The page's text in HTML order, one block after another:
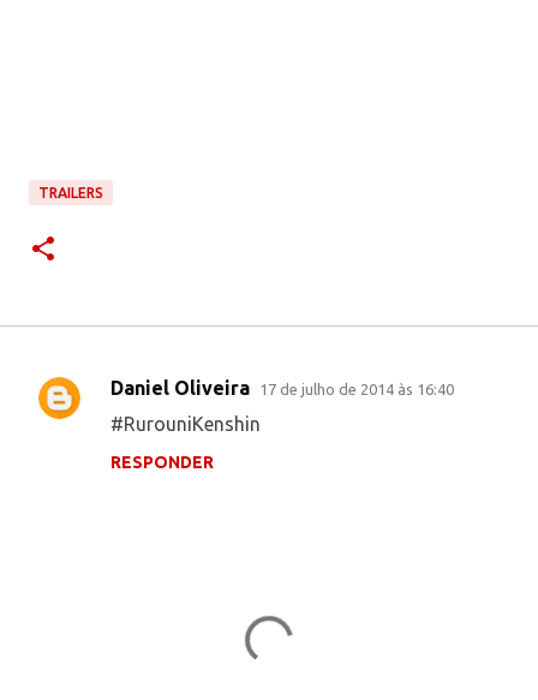
TRAILERS
C
Daniel Oliveira 17 de julho de 2014 às 16:40
#RurouniKenshin
RESPONDER